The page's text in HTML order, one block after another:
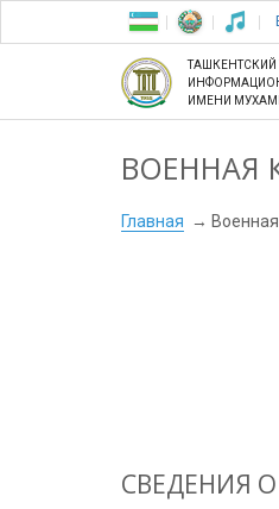
ТАШКЕНТСКИЙ
ИМЕНИ
ВОЕННАЯ
Главная
СВЕДЕНИЯ